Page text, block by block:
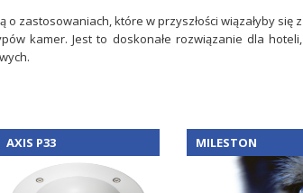
o zastosowaniach, które w przyszłości wiązałyby
kamer. Jest to doskonałe rozwiązanie dla
AXIS P33 MILESTON